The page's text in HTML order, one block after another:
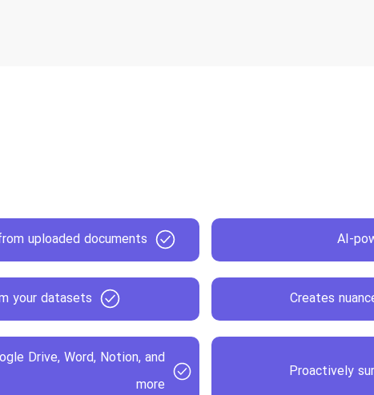
AI-
uploaded documents
Creates
your datasets
Proactively
Drive, Word, Notion, and
more